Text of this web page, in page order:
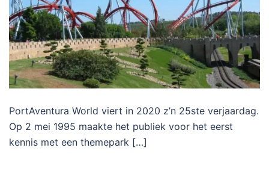
PortAventura World viert in 2020 z’n 25ste verjaardag.
Op 2 mei 1995 maakte het publiek voor het eerst
kennis met een themepark […]